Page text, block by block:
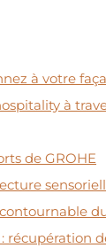
à votre
à
de GROHE